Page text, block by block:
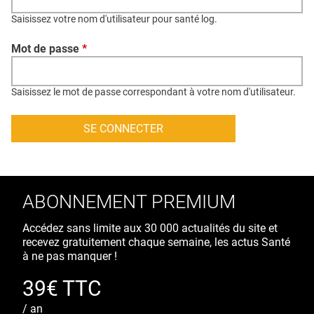
CONTACT
CRÉDITS
Saisissez votre nom d'utilisateur pour santé log.
Mot de passe *
Saisissez le mot de passe correspondant à votre nom d'utilisateur.
ABONNEMENT PREMIUM
Accédez sans limite aux 30 000 actualités du site et
recevez gratuitement chaque semaine, les actus Santé
à ne pas manquer !
39€ TTC
/ an